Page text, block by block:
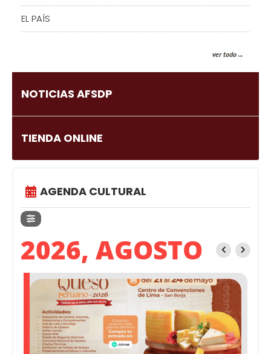
EL PAÍS
ver todo
NOTICIAS AFSDP
TIENDA ONLINE
AGENDA CULTURAL
2026, AGOSTO